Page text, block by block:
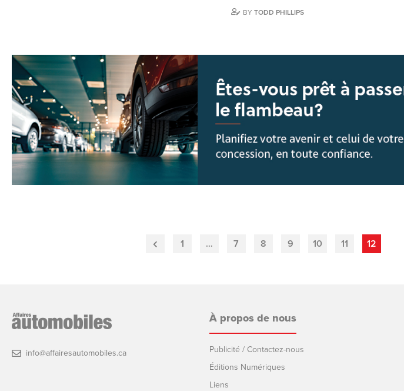
BYTODD PHILLIPS
Previous1 … 7 8 9 10 11 12
info@affairesautomobiles.ca
À propos de nous
Publicité / Contactez-nous
Éditions Numériques
Liens